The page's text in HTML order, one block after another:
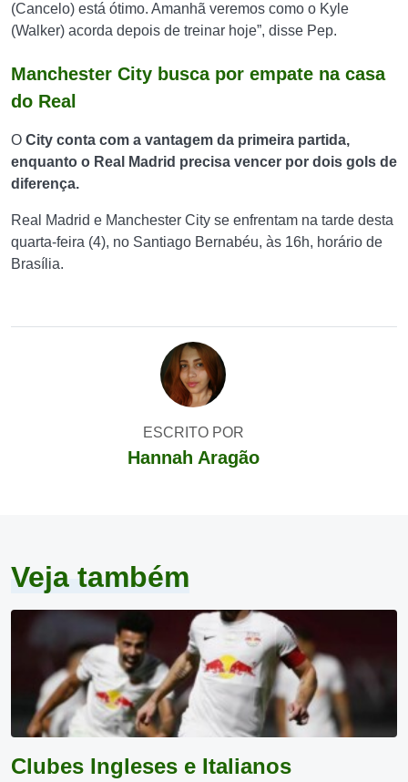
(Cancelo) está ótimo. Amanhã veremos como o Kyle
(Walker) acorda depois de treinar hoje”, disse Pep.
Manchester City busca por empate na casa
do Real
O City conta com a vantagem da primeira partida,
enquanto o Real Madrid precisa vencer por dois gols de
diferença.
Real Madrid e Manchester City se enfrentam na tarde desta
quarta-feira (4), no Santiago Bernabéu, às 16h, horário de
Brasília.
ESCRITO POR
Hannah Aragão
Veja também
Clubes Ingleses e Italianos